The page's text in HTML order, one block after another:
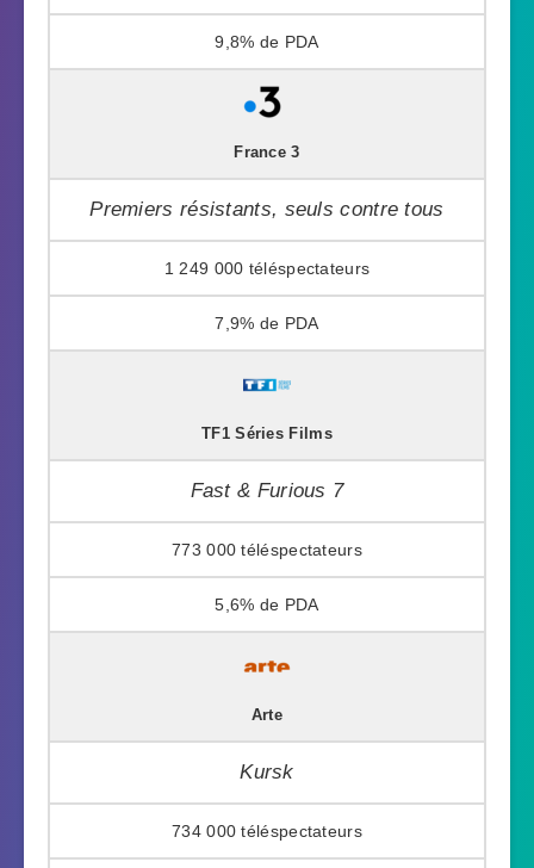
9,8%
France 3
Premiers résistants, seuls contre tous
1 249 000
7,9%
TF1 Séries Films
Fast & Furious 7
773 000
5,6%
Arte
Kursk
734 000